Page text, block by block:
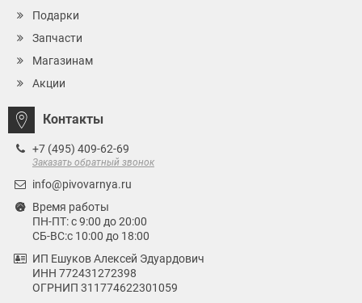
Подарки
Запчасти
Магазинам
Акции
Контакты
+7 (495) 409-62-69
Заказать обратный звонок
info@pivovarnya.ru
Время работы
ПН-ПТ: с 9:00 до 20:00
СБ-ВС:с 10:00 до 18:00
ИП Ешуков Алексей Эдуардович
ИНН 772431272398
ОГРНИП 311774622301059